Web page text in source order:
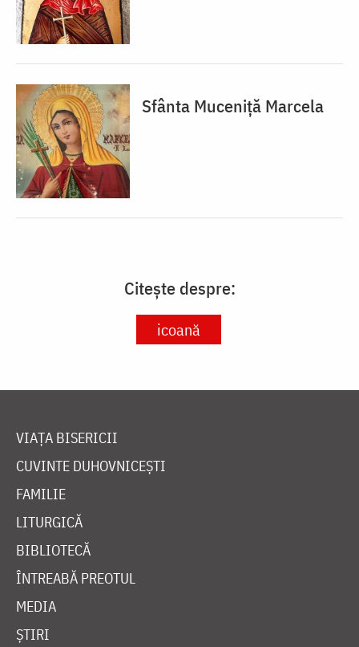
Sfânta Muceniță Marcela
Citește despre:
icoană
VIAȚA BISERICII
CUVINTE DUHOVNICEȘTI
FAMILIE
LITURGICĂ
BIBLIOTECĂ
ÎNTREABĂ PREOTUL
MEDIA
ȘTIRI